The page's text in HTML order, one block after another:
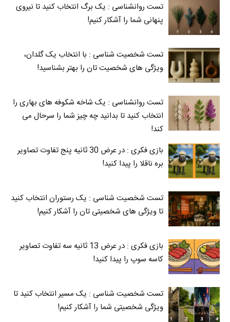
تست روانشناسی : یک برگ انتخاب کنید تا نیروی
پنهانی شما را آشکار کنیم!
تست شخصیت شناسی : با انتخاب یک گلدان،
ویژگی های شخصیت تان را بهتر بشناسید!
تست روانشناسی : یک شاخه شکوفه های بهاری را
انتخاب کنید تا بدانید چه چیز شما را سرحال می‌
کند!
بازی فکری : در عرض 30 ثانیه پنج تفاوت تصاویر
بره ناقلا را پیدا کنید!
تست شخصیت شناسی : یک رستوران انتخاب کنید
تا ویژگی های شخصیتی تان را آشکار کنیم!
بازی فکری : در عرض 13 ثانیه سه تفاوت تصاویر
کاسه‌ سوپ را پیدا کنید!
تست شخصیت شناسی : یک مسیر انتخاب کنید تا
ویژگی شخصیتی شما را آشکار کنیم!